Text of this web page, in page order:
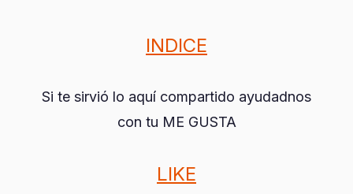
INDICE
Si te sirvió lo aquí compartido ayudadnos
con tu ME GUSTA
LIKE